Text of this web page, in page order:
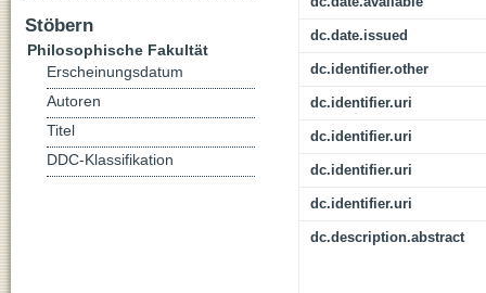
dc.date.issued
dc.identifier.other
dc.identifier.uri
dc.identifier.uri
dc.identifier.uri
dc.identifier.uri
dc.description.abstract
Stöbern
Philosophische Fakultät
Erscheinungsdatum
Autoren
Titel
DDC-Klassifikation